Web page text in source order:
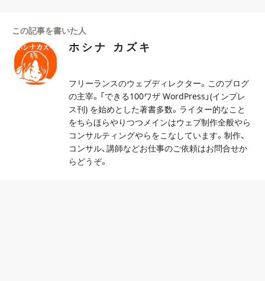
この記事を書いた人
ホシナ カズキ
フリーランスのウェブディレクター。このブログ
の主宰。「できる100ワザ WordPress」(インプレ
ス刊) を始めとした著書多数。ライター的なこと
をちらほらやりつつメインはウェブ制作全般やら
コンサルティングやらをこなしています。制作、
コンサル、講師などお仕事のご依頼はお問合せか
らどうぞ。